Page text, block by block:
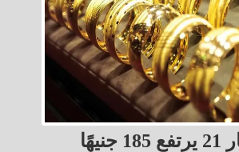
سعر الذهب عيار 21 يرتفع 185 جنيهًا